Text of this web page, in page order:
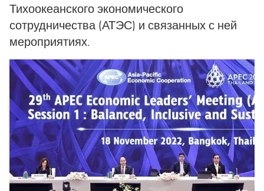
Тихоокеанского экономического
сотрудничества (АТЭС) и связанных с ней
мероприятиях.